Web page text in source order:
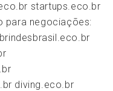
startups.eco.br
para negociações:
diving.eco.br